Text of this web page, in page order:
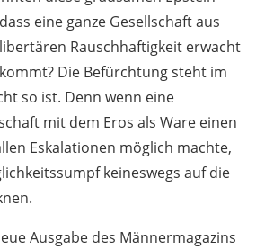
eine ganze Gesellschaft aus
Rauschhaftigkeit erwacht
Die Befürchtung steht im
so ist. Denn wenn eine
mit dem Eros als Ware einen
Eskalationen möglich machte,
keineswegs auf die
Ausgabe des Männermagazins